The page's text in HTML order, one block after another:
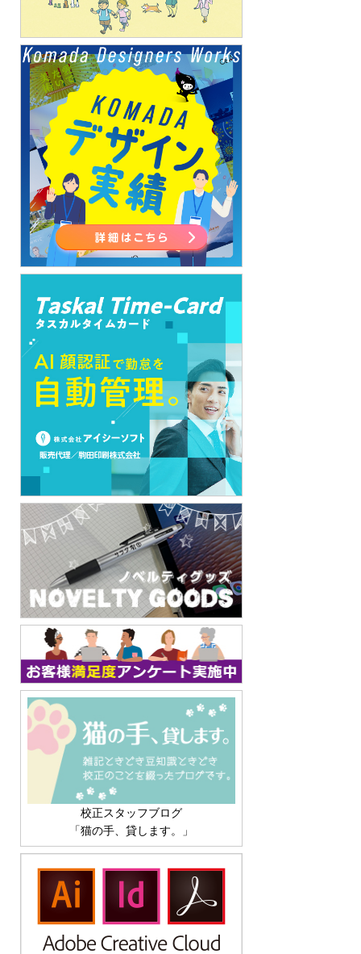
校正スタッフブログ
「猫の手、貸します。」